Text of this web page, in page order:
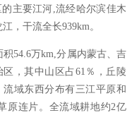
主要江河,流经哈尔滨佳木
，干流全长939km。
万km,分属内蒙古、吉
，其中山区占61％，丘陵
流域东西分布有三江平原和
原连片。全流域耕地约2亿